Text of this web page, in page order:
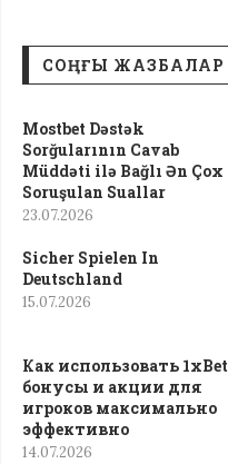
СОҢҒЫ ЖАЗБАЛАР
Mostbet Dəstək
Sorğularının Cavab
Müddəti ilə Bağlı Ən Çox
Soruşulan Suallar
23.07.2026
Sicher Spielen In
Deutschland
15.07.2026
Как использовать 1xBet
бонусы и акции для
игроков максимально
эффективно
14.07.2026